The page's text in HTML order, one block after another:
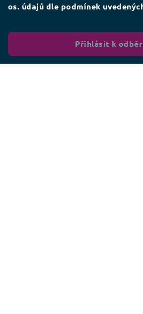
os. údajů dle podmínek
Přihlásit k